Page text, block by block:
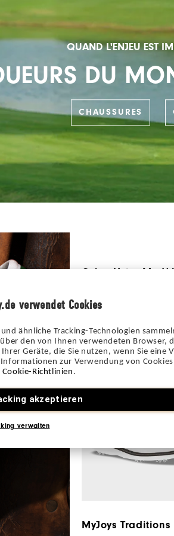
verwendet Cookies
und ähnliche Tracking-Technologien
den von Ihnen verwendeten Browser,
Ihrer Geräte, die Sie nutzen, wenn Sie eine
zur Verwendung von
Cookie-Richtlinien .
akzeptieren
verwalten
QUAND L'ENJEU EST
DU
CHAUSSURES
Créez Votre
Démarquez-vous
combinaisons
instructions, afin
chaussures parmi un
manquez d'inspiration
MyJoys Traditions